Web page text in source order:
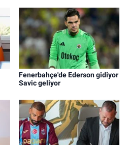
Fenerbahçe'de Ederson gidiyor
Savic geliyor